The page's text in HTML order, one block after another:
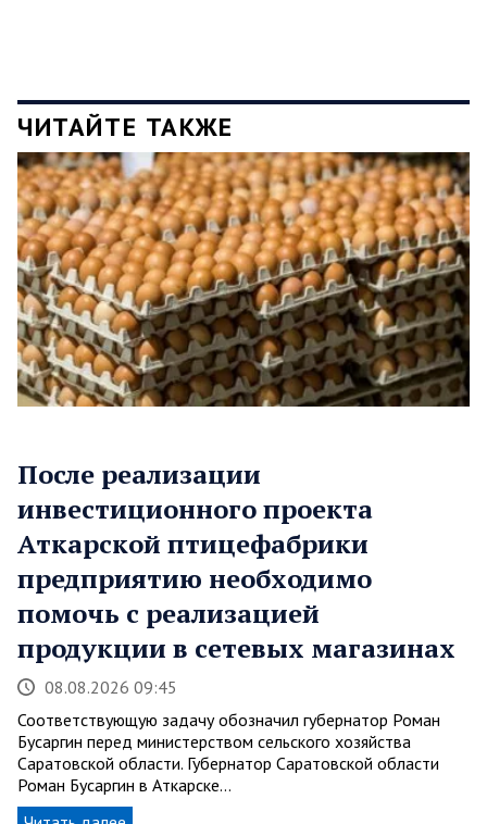
ЧИТАЙТЕ ТАКЖЕ
После реализации
инвестиционного проекта
Аткарской птицефабрики
предприятию необходимо
помочь с реализацией
продукции в сетевых магазинах
08.08.2026 09:45
Соответствующую задачу обозначил губернатор Роман
Бусаргин перед министерством сельского хозяйства
Саратовской области. Губернатор Саратовской области
Роман Бусаргин в Аткарске…